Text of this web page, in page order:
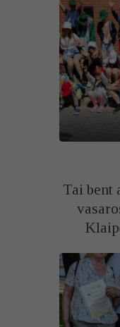
Tai